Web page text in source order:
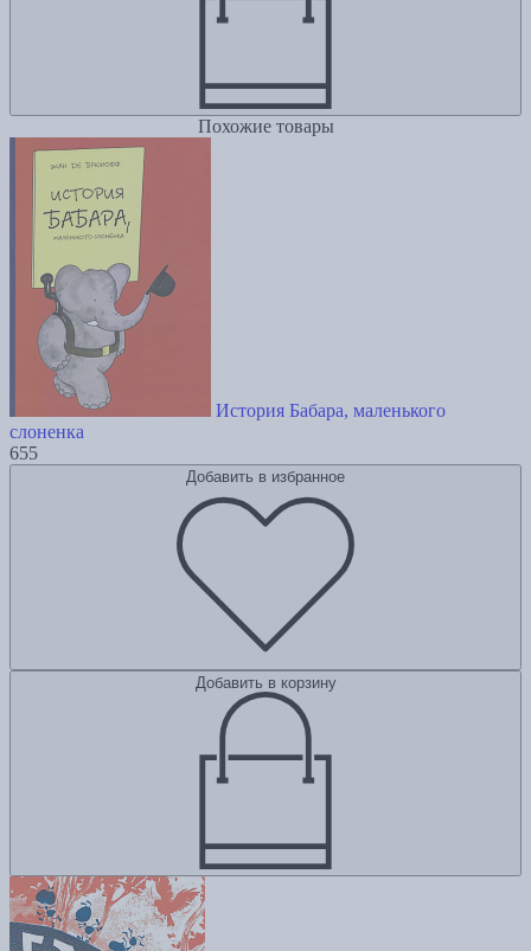
Похожие товары
История Бабара, маленького
слоненка
655
Добавить в избранное
Добавить в корзину